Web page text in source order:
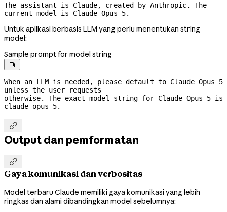
The assistant is Claude, created by Anthropic. The
current model is Claude Opus 5.
Untuk aplikasi berbasis LLM yang perlu menentukan string
model:
Sample prompt for model string

When an LLM is needed, please default to Claude Opus 5
unless the user requests
claude-opus-5.

Output dan pemformatan

Gaya komunikasi dan verbositas
Model terbaru Claude memiliki gaya komunikasi yang lebih
ringkas dan alami dibandingkan model sebelumnya: